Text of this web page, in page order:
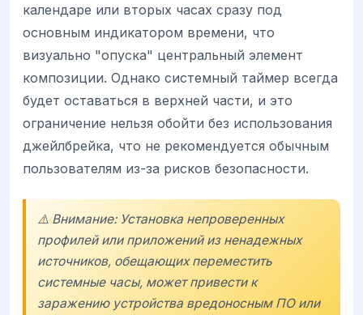
календаре или вторых часах сразу под
основным индикатором времени, что
визуально "опуска" центральный элемент
композиции. Однако системный таймер всегда
будет оставаться в верхней части, и это
ограничение нельзя обойти без использования
джейлбрейка, что не рекомендуется обычным
пользователям из-за рисков безопасности.
⚠️ Внимание: Установка непроверенных
профилей или приложений из ненадежных
источников, обещающих переместить
системные часы, может привести к
заражению устройства вредоносным ПО или